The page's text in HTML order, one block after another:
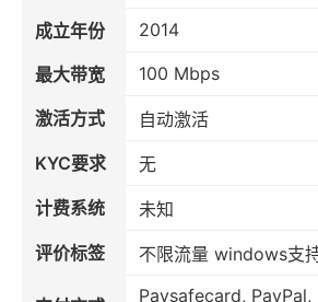
成立年份 2014
最大带宽 100 Mbps
激活方式
自动激活
KYC要求
无
计费系统
未知
评价标签
不限流量 windows支
Paysafecard, PayPal,